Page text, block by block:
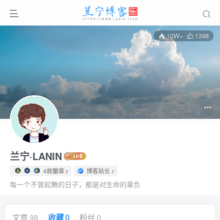
10W+ 1398
兰宁·LANIN
4枚徽章 博客站长
每一个不曾起舞的日子，都是对生命的辜负
文章98 收藏0 粉丝 0